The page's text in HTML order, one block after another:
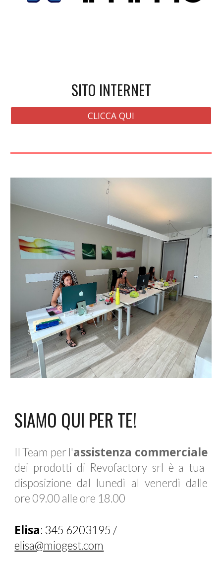
SITO INTERNET
CLICCA QUI
SIAMO QUI PER TE!
Il Team per l'assistenza commerciale
dei prodotti di Revofactory srl è a tua
disposizione dal lunedì al venerdì dalle
ore 09.00 alle ore 18.00
Elisa: 345 6203195 /
elisa@miogest.com